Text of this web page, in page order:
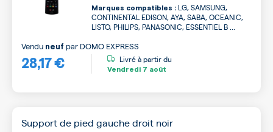
Marques compatibles : LG, SAMSUNG,
CONTINENTAL EDISON, AYA, SABA, OCEANIC,
LISTO, PHILIPS, PANASONIC, ESSENTIEL B ...
28,17 €
Vendu neuf par DOMO EXPRESS
Livré à partir du
Vendredi 7 août
Support de pied gauche droit noir